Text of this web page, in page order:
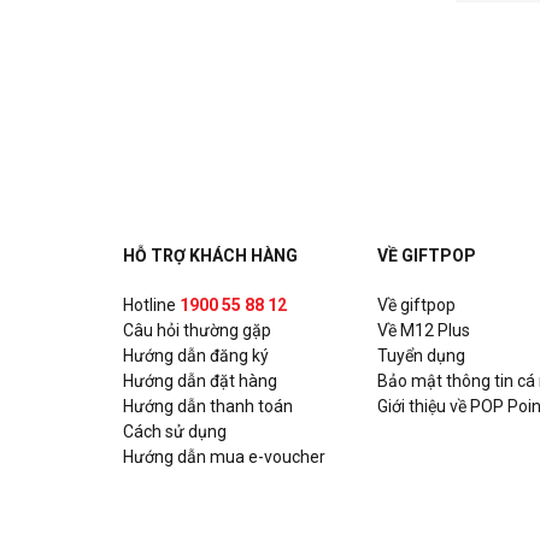
HỖ TRỢ KHÁCH HÀNG
Hotline 1900 55 88 12
Câu hỏi thường gặp
Hướng dẫn đăng ký
Hướng dẫn đặt hàng
Hướng dẫn thanh toán
Cách sử dụng
Hướng dẫn mua e-voucher
VỀ GIFTPOP
Về giftpop
Về M12 Plus
Tuyển dụng
Bảo mật thông tin cá
Giới thiệu về POP